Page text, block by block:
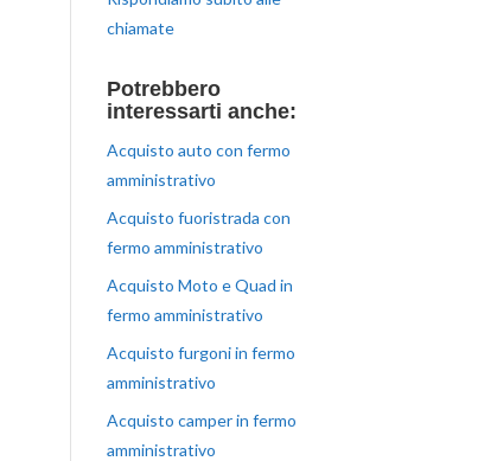
chiamate
Potrebbero
interessarti anche:
Acquisto auto con fermo
amministrativo
Acquisto fuoristrada con
fermo amministrativo
Acquisto Moto e Quad in
fermo amministrativo
Acquisto furgoni in fermo
amministrativo
Acquisto camper in fermo
amministrativo